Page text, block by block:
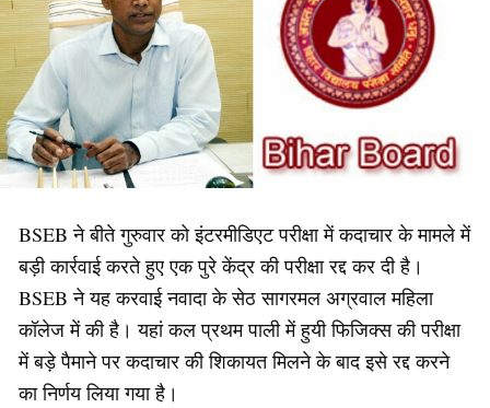
BSEB ने बीते गुरुवार को इंटरमीडिएट परीक्षा में कदाचार के मामले में
बड़ी कार्रवाई करते हुए एक पुरे केंद्र की परीक्षा रद्द कर दी है।
BSEB ने यह करवाई नवादा के सेठ सागरमल अग्रवाल महिला
कॉलेज में की है। यहां कल प्रथम पाली में हुयी फिजिक्स की परीक्षा
में बड़े पैमाने पर कदाचार की शिकायत मिलने के बाद इसे रद्द करने
का निर्णय लिया गया है।